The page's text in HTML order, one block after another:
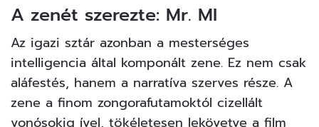
A zenét szerezte: Mr. MI
Az igazi sztár azonban a mesterséges
intelligencia által komponált zene. Ez nem csak
aláfestés, hanem a narratíva szerves része. A
zene a finom zongorafutamoktól cizellált
vonósokig ível, tökéletesen lekövetve a film